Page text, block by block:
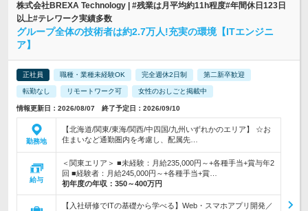
株式会社BREXA Technology | #残業は月平均約11h程度#年間休日123日
以上#テレワーク実績多数
グループ全体の技術者は約2.7万人!充実の環境【ITエンジニ
ア】
正社員 職種・業種未経験OK 完全週休2日制 第二新卒歓迎
転勤なし リモートワーク可 女性のおしごと掲載中
情報更新日：2026/08/07 終了予定日：2026/09/10
勤務地
【北海道/関東/東海/関西/中四国/九州いずれかのエリア】 ☆お
住まいなど通勤圏内を考慮し、配属先…
給与
＜関東エリア＞ ■未経験：月給235,000円～+各種手当+賞与年2
回 ■経験者：月給245,000円～+各種手当+賞…
初年度の年収： 350～400万円
【入社研修でITの基礎から学べる】Web・スマホアプリ開発／